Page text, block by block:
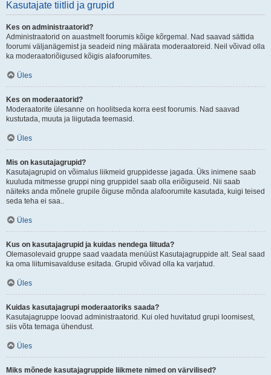
Kasutajate tiitlid ja grupid
Kes on administraatorid?
Administraatorid on auastmelt foorumis kõige kõrgemal. Nad saavad sättida
foorumi väljanägemist ja seadeid ning määrata moderaatoreid. Neil võivad olla
ka moderaatoriõigused kõigis alafoorumites.
Üles
Kes on moderaatorid?
Moderaatorite ülesanne on hoolitseda korra eest foorumis. Nad saavad
kustutada, muuta ja liigutada teemasid.
Üles
Mis on kasutajagrupid?
Kasutajagrupid on võimalus liikmeid gruppidesse jagada. Üks inimene saab
kuuluda mitmesse gruppi ning gruppidel saab olla eriõiguseid. Nii saab
näiteks anda mõnele grupile õiguse mõnda alafoorumite kasutada, kuigi teised
seda teha ei saa..
Üles
Kus on kasutajagrupid ja kuidas nendega liituda?
Olemasolevaid gruppe saad vaadata menüüst Kasutajagruppide alt. Seal saad
ka oma liitumisavalduse esitada. Grupid võivad olla ka varjatud.
Üles
Kuidas kasutajagrupi moderaatoriks saada?
Kasutajagruppe loovad administraatorid. Kui oled huvitatud grupi loomisest,
siis võta temaga ühendust.
Üles
Miks mõnede kasutajagruppide liikmete nimed on värvilised?